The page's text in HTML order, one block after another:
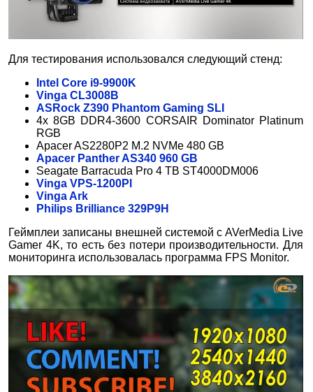
Для тестирования использовался следующий стенд:
Intel Core i9-9900K
Vinga CL3008B
ASRock Z390 Phantom Gaming SLI
4x 8GB DDR4-3600 CORSAIR Dominator Platinum
RGB
Apacer AS2280P2 M.2 NVMe 480 GB
Apacer Panther AS340 960 GB
Seagate Barracuda Pro 4 TB ST4000DM006
Vinga VPS-1200Pl
Vinga Ark
Philips Brilliance 329P9H
Геймплеи записаны внешней системой с AVerMedia Live
Gamer 4K, то есть без потери производительности. Для
мониторинга использовалась программа FPS Monitor.